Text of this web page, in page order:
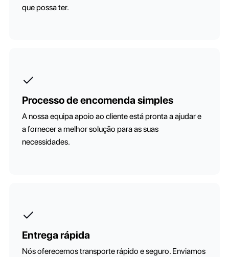
que possa ter.
Processo de encomenda simples
A nossa equipa apoio ao cliente está pronta a ajudar e
a fornecer a melhor solução para as suas
necessidades.
Entrega rápida
Nós oferecemos transporte rápido e seguro. Enviamos